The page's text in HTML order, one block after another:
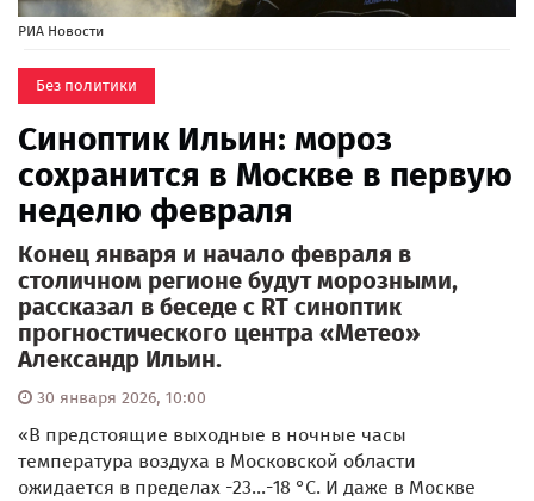
РИА Новости
Без политики
Синоптик Ильин: мороз
сохранится в Москве в первую
неделю февраля
Конец января и начало февраля в
столичном регионе будут морозными,
рассказал в беседе с RT синоптик
прогностического центра «Метео»
Александр Ильин.
30 января 2026, 10:00
«В предстоящие выходные в ночные часы
температура воздуха в Московской области
ожидается в пределах -23...-18 °С. И даже в Москве